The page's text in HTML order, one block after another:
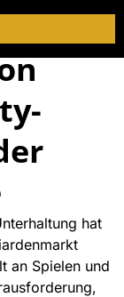
hat
an Spielen und